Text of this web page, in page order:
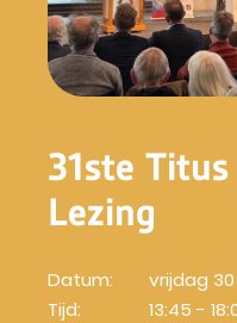
31ste
Lezing
Datum:
Tijd:
vrijdag
13:45 -